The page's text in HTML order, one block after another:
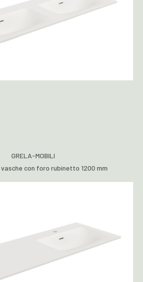
GRELA-MOBILI
con foro rubinetto 1200 mm